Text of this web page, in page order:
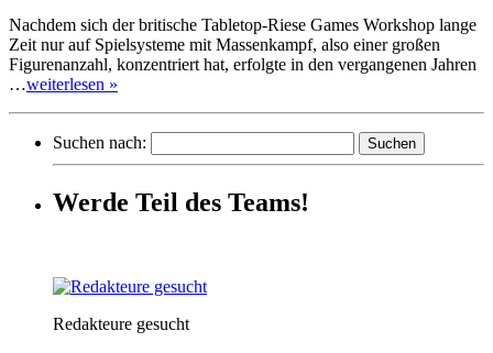
Nachdem sich der britische Tabletop-Riese Games Workshop lange
Zeit nur auf Spielsysteme mit Massenkampf, also einer großen
Figurenanzahl, konzentriert hat, erfolgte in den vergangenen Jahren
…weiterlesen »
Suchen nach:
Werde Teil des Teams!
Redakteure gesucht